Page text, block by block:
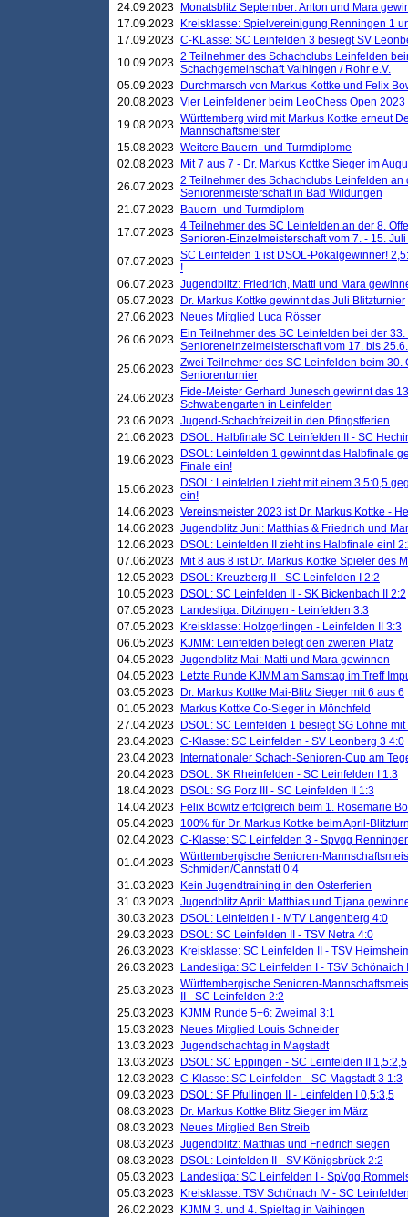
24.09.2023
Monatsblitz September: Anton und Mara
17.09.2023
Kreisklasse: Spielvereinigung Renningen 1
17.09.2023 C-KLasse: SC Leinfelden 3 besiegt SV
10.09.2023 2 Teilnehmer des Schachclubs Leinfelden
Schachgemeinschaft Vaihingen / Rohr e.V.
05.09.2023
Durchmarsch von Markus Kottke und Felix
20.08.2023 Vier Leinfeldener beim LeoChess Open 2023
19.08.2023 Württemberg wird mit Markus Kottke erneut
Mannschaftsmeister
15.08.2023 Weitere Bauern- und Turmdiplome
02.08.2023
Mit 7 aus 7 - Dr. Markus Kottke Sieger im
26.07.2023 2 Teilnehmer des Schachclubs Leinfelden an
Seniorenmeisterschaft in Bad Wildungen
21.07.2023
Bauern- und Turmdiplom
17.07.2023 4 Teilnehmer des SC Leinfelden an der 8.
Senioren-Einzelmeisterschaft vom 7. - 15.
07.07.2023 SC Leinfelden 1 ist DSOL-Pokalgewinner!
!
06.07.2023 Jugendblitz: Friedrich, Matti und Mara
05.07.2023
Dr. Markus Kottke gewinnt das Juli Blitzturnier
27.06.2023
Neues Mitglied Luca Rösser
26.06.2023
Ein Teilnehmer des SC Leinfelden bei der
Senioreneinzelmeisterschaft vom 17. bis
25.06.2023 Zwei Teilnehmer des SC Leinfelden beim
Seniorenturnier
24.06.2023
Fide-Meister Gerhard Junesch gewinnt das
Schwabengarten in Leinfelden
23.06.2023 Jugend-Schachfreizeit in den Pfingstferien
21.06.2023
DSOL: Halbfinale SC Leinfelden II - SC
19.06.2023
DSOL: Leinfelden 1 gewinnt das Halbfinale
Finale ein!
15.06.2023
DSOL: Leinfelden I zieht mit einem 3.5:0,5
ein!
14.06.2023 Vereinsmeister 2023 ist Dr. Markus Kottke -
14.06.2023 Jugendblitz Juni: Matthias & Friedrich und
12.06.2023
DSOL: Leinfelden II zieht ins Halbfinale ein!
07.06.2023
Mit 8 aus 8 ist Dr. Markus Kottke Spieler des
12.05.2023
DSOL: Kreuzberg II - SC Leinfelden I 2:2
10.05.2023
DSOL: SC Leinfelden II - SK Bickenbach II 2:2
07.05.2023
Landesliga: Ditzingen - Leinfelden 3:3
07.05.2023
Kreisklasse: Holzgerlingen - Leinfelden II 3:3
06.05.2023
KJMM: Leinfelden belegt den zweiten Platz
04.05.2023 Jugendblitz Mai: Matti und Mara gewinnen
04.05.2023
Letzte Runde KJMM am Samstag im Treff
03.05.2023
Dr. Markus Kottke Mai-Blitz Sieger mit 6 aus 6
01.05.2023
Markus Kottke Co-Sieger in Mönchfeld
27.04.2023
DSOL: SC Leinfelden 1 besiegt SG Löhne mit
23.04.2023 C-Klasse: SC Leinfelden - SV Leonberg 3 4:0
23.04.2023
Internationaler Schach-Senioren-Cup am
20.04.2023
DSOL: SK Rheinfelden - SC Leinfelden I 1:3
18.04.2023
DSOL: SG Porz III - SC Leinfelden II 1:3
14.04.2023
Felix Bowitz erfolgreich beim 1. Rosemarie
05.04.2023 100% für Dr. Markus Kottke beim April-
02.04.2023 C-Klasse: SC Leinfelden 3 - Spvgg
01.04.2023 Württembergische Senioren-
Schmiden/Cannstatt 0:4
31.03.2023
Kein Jugendtraining in den Osterferien
31.03.2023 Jugendblitz April: Matthias und Tijana
30.03.2023
DSOL: Leinfelden I - MTV Langenberg 4:0
29.03.2023
DSOL: SC Leinfelden II - TSV Netra 4:0
26.03.2023
Kreisklasse: SC Leinfelden II - TSV
26.03.2023
Landesliga: SC Leinfelden I - TSV Schönaich
25.03.2023 Württembergische Senioren-
II - SC Leinfelden 2:2
25.03.2023
KJMM Runde 5+6: Zweimal 3:1
15.03.2023
Neues Mitglied Louis Schneider
13.03.2023 Jugendschachtag in Magstadt
13.03.2023
DSOL: SC Eppingen - SC Leinfelden II 1,5:2,5
12.03.2023 C-Klasse: SC Leinfelden - SC Magstadt 3 1:3
09.03.2023
DSOL: SF Pfullingen II - Leinfelden I 0,5:3,5
08.03.2023
Dr. Markus Kottke Blitz Sieger im März
08.03.2023
Neues Mitglied Ben Streib
08.03.2023 Jugendblitz: Matthias und Friedrich siegen
08.03.2023
DSOL: Leinfelden II - SV Königsbrück 2:2
05.03.2023
Landesliga: SC Leinfelden I - SpVgg
05.03.2023
Kreisklasse: TSV Schönach IV - SC
26.02.2023
KJMM 3. und 4. Spieltag in Vaihingen